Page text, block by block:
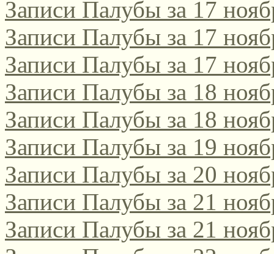
Записи Палубы за 17
Записи Палубы за 17
Записи Палубы за 17
Записи Палубы за 18
Записи Палубы за 18
Записи Палубы за 19
Записи Палубы за 20
Записи Палубы за 21
Записи Палубы за 21